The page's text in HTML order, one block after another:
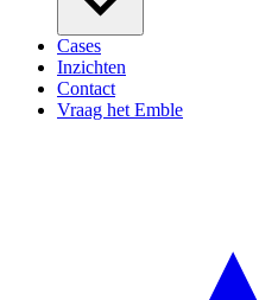
Cases
Inzichten
Contact
Vraag het Emble